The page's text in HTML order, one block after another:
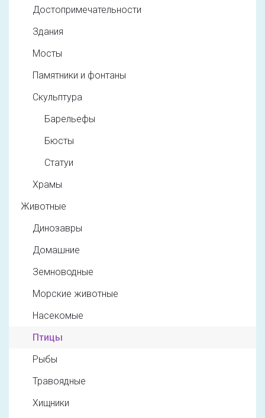
Достопримечательности
Здания
Мосты
Памятники и фонтаны
Скульптура
Барельефы
Бюсты
Статуи
Храмы
Животные
Динозавры
Домашние
Земноводные
Морские животные
Насекомые
Птицы
Рыбы
Травоядные
Хищники